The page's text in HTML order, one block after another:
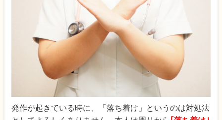
発作が起きている時に、「落ち着け」というのは対処法